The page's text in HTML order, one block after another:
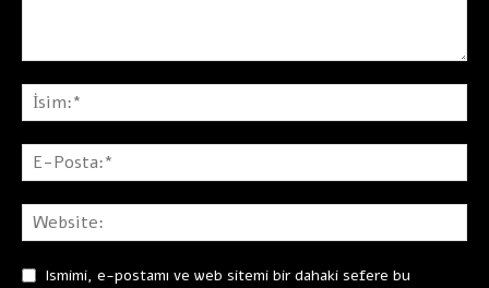
Ismimi, e-postamı ve web sitemi bir dahaki sefere bu